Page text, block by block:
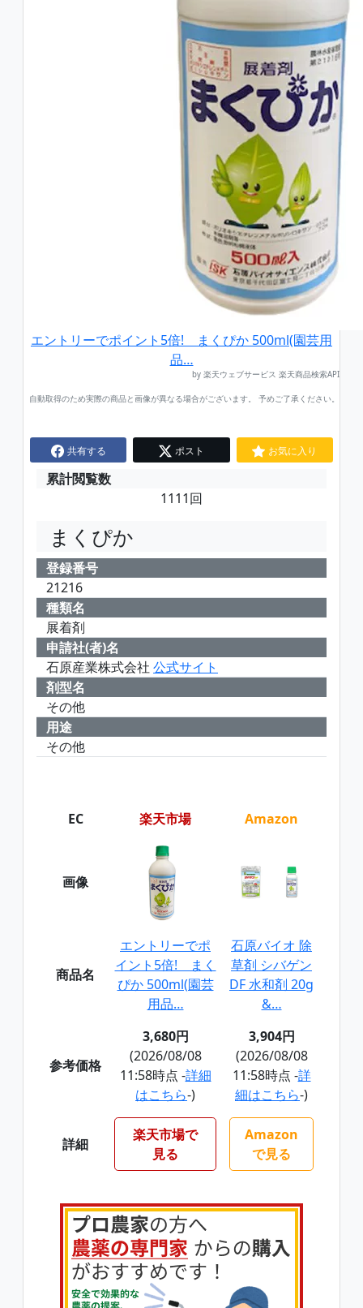
エントリーでポイント5倍! まくぴか 500ml(園芸用
品…
by 楽天ウェブサービス 楽天商品検索API
自動取得のため実際の商品と画像が異なる場合がございます。 予めご了承ください。
共有する ポスト お気に入り
累計閲覧数
1111回
まくぴか
登録番号
21216
種類名
展着剤
申請社(者)名
石原産業株式会社 公式サイト
剤型名
その他
用途
その他
EC 楽天市場 Amazon
画像
商品名
エントリーでポ
イント5倍! まく
ぴか 500ml(園芸
用品…
石原バイオ 除
草剤 シバゲン
DF 水和剤 20g
&…
参考価格
3,680円
(2026/08/08
11:58時点 -詳細
はこちら-)
3,904円
(2026/08/08
11:58時点 -詳
細はこちら-)
詳細
楽天市場で
見る
Amazon
で見る